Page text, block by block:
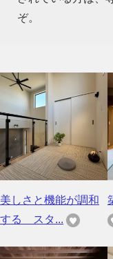
ぞ。
美しさと機能が調和
する スタ...